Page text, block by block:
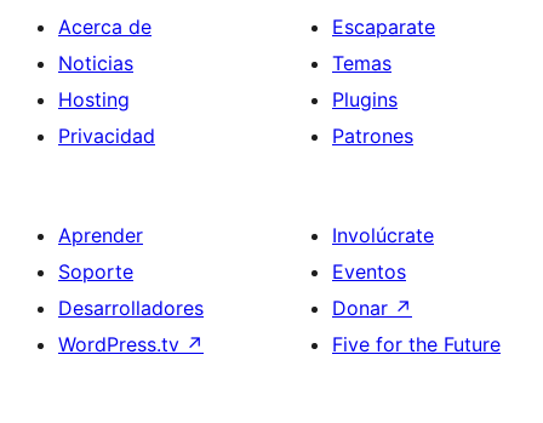
Acerca de
Noticias
Hosting
Privacidad
Escaparate
Temas
Plugins
Patrones
Aprender
Soporte
Desarrolladores
WordPress.tv ↗
Involúcrate
Eventos
Donar ↗
Five for the Future